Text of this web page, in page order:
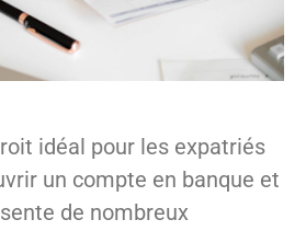
idéal pour les expatriés
un compte en banque et
de nombreux